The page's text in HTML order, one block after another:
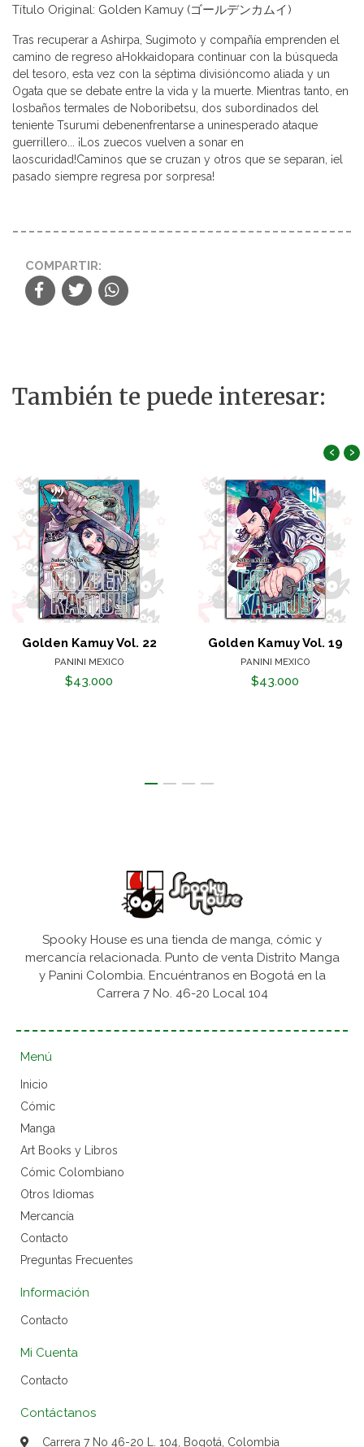
Título Original: Golden Kamuy (ゴールデンカムイ)
Tras recuperar a Ashirpa, Sugimoto y compañía emprenden el
camino de regreso aHokkaidopara continuar con la búsqueda
del tesoro, esta vez con la séptima divisióncomo aliada y un
Ogata que se debate entre la vida y la muerte. Mientras tanto, en
losbaños termales de Noboribetsu, dos subordinados del
teniente Tsurumi debenenfrentarse a uninesperado ataque
guerrillero... ¡Los zuecos vuelven a sonar en
laoscuridad!Caminos que se cruzan y otros que se separan, ¡el
pasado siempre regresa por sorpresa!
COMPARTIR:
También te puede interesar:
Golden Kamuy Vol. 22
PANINI MEXICO
$43.000
Golden Kamuy Vol. 19
PANINI MEXICO
$43.000
‹ ›
Spooky House es una tienda de manga, cómic y
mercancía relacionada. Punto de venta Distrito Manga
y Panini Colombia. Encuéntranos en Bogotá en la
Carrera 7 No. 46-20 Local 104
Menú
Inicio
Cómic
Manga
Art Books y Libros
Cómic Colombiano
Otros Idiomas
Mercancía
Contacto
Preguntas Frecuentes
Información
Contacto
Mi Cuenta
Contacto
Contáctanos
Carrera 7 No 46-20 L. 104, Bogotá, Colombia